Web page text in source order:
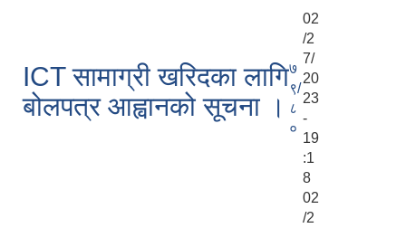
ICT सामाग्री खरिदका लागि
बोलपत्र आह्वानको सूचना ।
७
९/
८
०
02
/2
7/
20
23
-
19
:1
8
02
/2